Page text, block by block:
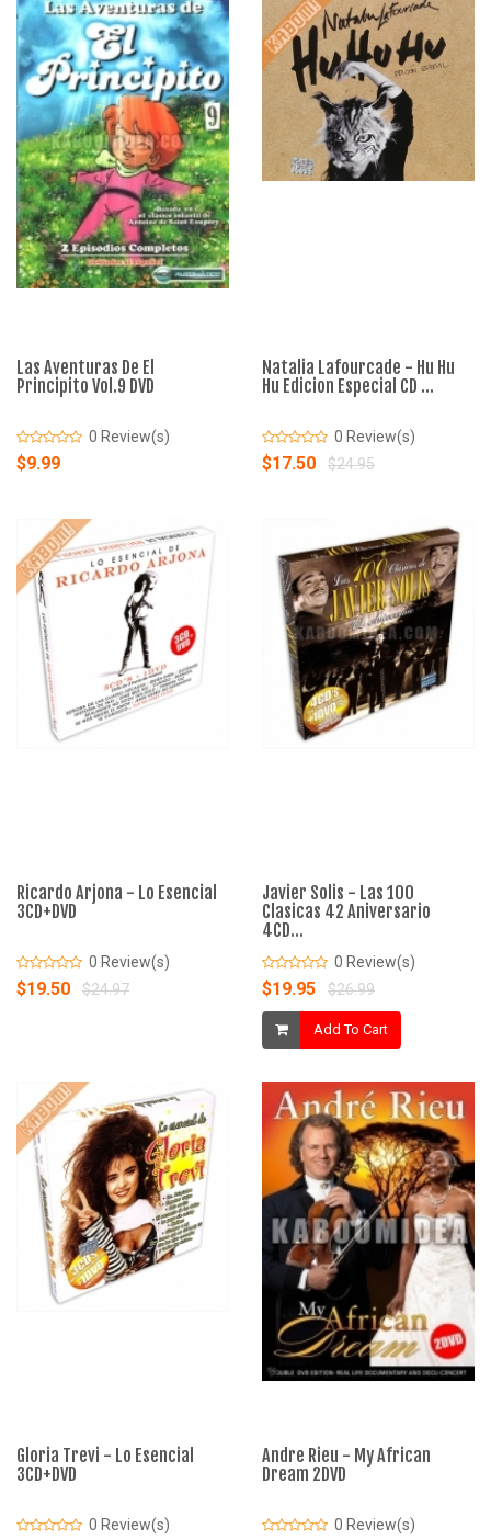
Las Aventuras De El
Principito Vol.9 DVD
0 Review(s)
$9.99
Natalia Lafourcade - Hu Hu
Hu Edicion Especial CD ...
0 Review(s)
$17.50 $24.95
Ricardo Arjona - Lo Esencial
3CD+DVD
0 Review(s)
$19.50 $24.97
Javier Solis - Las 100
Clasicas 42 Aniversario
4CD...
0 Review(s)
$19.95 $26.99
Add To Cart
Gloria Trevi - Lo Esencial
3CD+DVD
0 Review(s)
Andre Rieu - My African
Dream 2DVD
0 Review(s)